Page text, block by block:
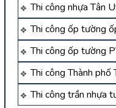
Thi công nhựa Tân
Thi công ốp tường
Thi công ốp tường
Thi công Thành
Thi công trần nhựa